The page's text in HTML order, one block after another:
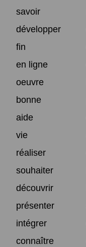
savoir
développer
fin
en ligne
oeuvre
bonne
aide
vie
réaliser
souhaiter
découvrir
présenter
intégrer
connaître